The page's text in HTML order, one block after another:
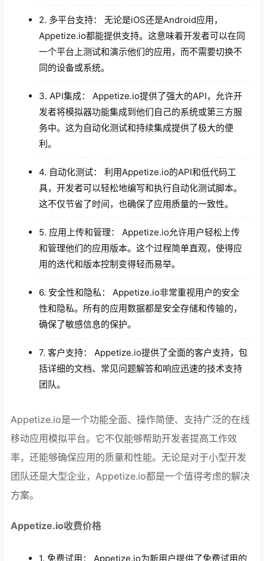
2. 多平台支持： 无论是iOS还是Android应用，
Appetize.io都能提供支持。这意味着开发者可以在同
一个平台上测试和演示他们的应用，而不需要切换不
同的设备或系统。
3. API集成： Appetize.io提供了强大的API，允许开
发者将模拟器功能集成到他们自己的系统或第三方服
务中。这为自动化测试和持续集成提供了极大的便
利。
4. 自动化测试： 利用Appetize.io的API和低代码工
具，开发者可以轻松地编写和执行自动化测试脚本。
这不仅节省了时间，也确保了应用质量的一致性。
5. 应用上传和管理： Appetize.io允许用户轻松上传
和管理他们的应用版本。这个过程简单直观，使得应
用的迭代和版本控制变得轻而易举。
6. 安全性和隐私： Appetize.io非常重视用户的安全
性和隐私。所有的应用数据都是安全存储和传输的，
确保了敏感信息的保护。
7. 客户支持： Appetize.io提供了全面的客户支持，包
括详细的文档、常见问题解答和响应迅速的技术支持
团队。
Appetize.io是一个功能全面、操作简便、支持广泛的在线
移动应用模拟平台。它不仅能够帮助开发者提高工作效
率，还能够确保应用的质量和性能。无论是对于小型开发
团队还是大型企业，Appetize.io都是一个值得考虑的解决
方案。
Appetize.io收费价格
1. 免费试用： Appetize.io为新用户提供了免费试用的